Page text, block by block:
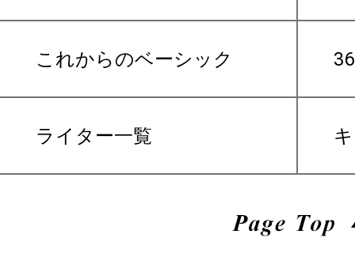
これからのベーシック
ライター一覧